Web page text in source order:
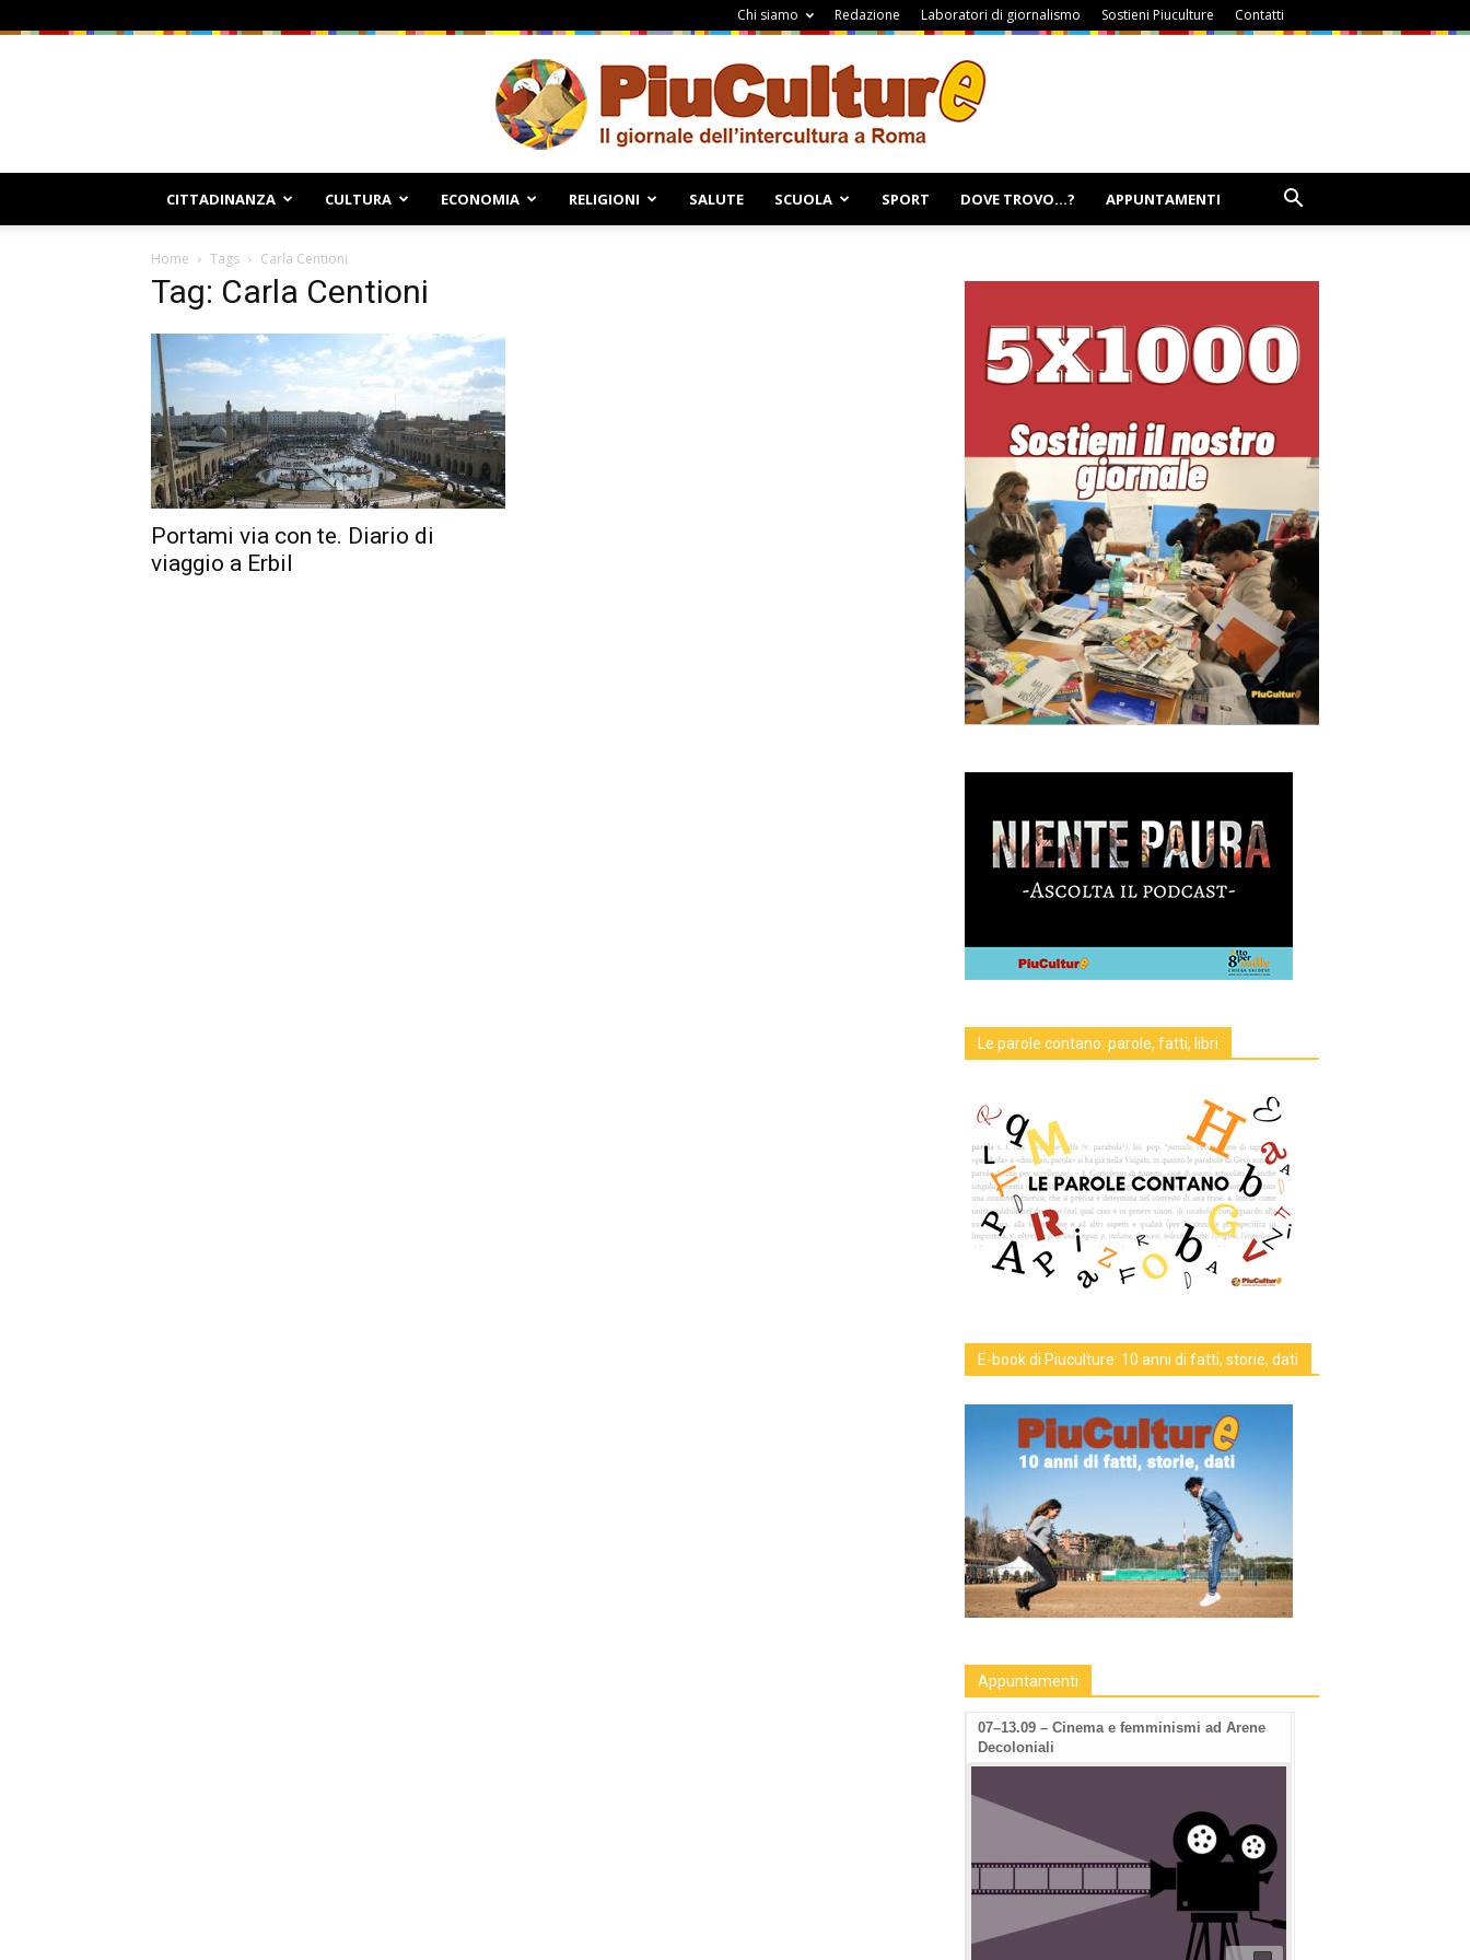
Chi siamo Redazione Laboratori di giornalismo Sostieni Piuculture Contatti
CITTADINANZA CULTURA ECONOMIA RELIGIONI SALUTE SCUOLA SPORT DOVE TROVO…? APPUNTAMENTI
Home Tags Carla Centioni
Tag: Carla Centioni
Portami via con te. Diario di
viaggio a Erbil
Le parole contano: parole, fatti, libri
E-book di Piuculture: 10 anni di fatti, storie, dati
Appuntamenti
07–13.09 – Cinema e femminismi ad Arene
Decoloniali